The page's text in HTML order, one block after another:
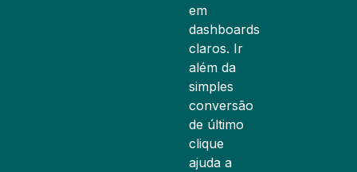
em
dashboards
claros. Ir
além da
simples
conversão
de último
clique
ajuda a